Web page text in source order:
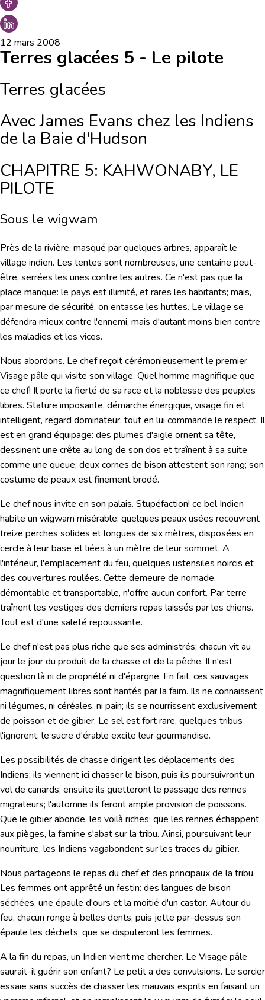
12 mars 2008
Terres glacées 5 - Le pilote
Terres glacées
Avec James Evans chez les Indiens
de la Baie d'Hudson
CHAPITRE 5: KAHWONABY, LE
PILOTE
Sous le wigwam
Près de la rivière, masqué par quelques arbres, apparaît le
village indien. Les tentes sont nombreuses, une centaine peut-
être, serrées les unes contre les autres. Ce n'est pas que la
place manque: le pays est illimité, et rares les habitants; mais,
par mesure de sécurité, on entasse les huttes. Le village se
défendra mieux contre l'ennemi, mais d'autant moins bien contre
les maladies et les vices.
Nous abordons. Le chef reçoit cérémonieusement le premier
Visage pâle qui visite son village. Quel homme magnifique que
ce chef! Il porte la fierté de sa race et la noblesse des peuples
libres. Stature imposante, démarche énergique, visage fin et
intelligent, regard dominateur, tout en lui commande le respect. Il
est en grand équipage: des plumes d'aigle ornent sa tête,
dessinent une crête au long de son dos et traînent à sa suite
comme une queue; deux cornes de bison attestent son rang; son
costume de peaux est finement brodé.
Le chef nous invite en son palais. Stupéfaction! ce bel Indien
habite un wigwam misérable: quelques peaux usées recouvrent
treize perches solides et longues de six mètres, disposées en
cercle à leur base et liées à un mètre de leur sommet. A
l'intérieur, l'emplacement du feu, quelques ustensiles noircis et
des couvertures roulées. Cette demeure de nomade,
démontable et transportable, n'offre aucun confort. Par terre
traînent les vestiges des derniers repas laissés par les chiens.
Tout est d'une saleté repoussante.
Le chef n'est pas plus riche que ses administrés; chacun vit au
jour le jour du produit de la chasse et de la pêche. Il n'est
question là ni de propriété ni d'épargne. En fait, ces sauvages
magnifiquement libres sont hantés par la faim. Ils ne connaissent
ni légumes, ni céréales, ni pain; ils se nourrissent exclusivement
de poisson et de gibier. Le sel est fort rare, quelques tribus
l'ignorent; le sucre d'érable excite leur gourmandise.
Les possibilités de chasse dirigent les déplacements des
Indiens; ils viennent ici chasser le bison, puis ils poursuivront un
vol de canards; ensuite ils guetteront le passage des rennes
migrateurs; l'automne ils feront ample provision de poissons.
Que le gibier abonde, les voilà riches; que les rennes échappent
aux pièges, la famine s'abat sur la tribu. Ainsi, poursuivant leur
nourriture, les Indiens vagabondent sur les traces du gibier.
Nous partageons le repas du chef et des principaux de la tribu.
Les femmes ont apprêté un festin: des langues de bison
séchées, une épaule d'ours et la moitié d'un castor. Autour du
feu, chacun ronge à belles dents, puis jette par-dessus son
épaule les déchets, que se disputeront les femmes.
A la fin du repas, un Indien vient me chercher. Le Visage pâle
saurait-il guérir son enfant? Le petit a des convulsions. Le sorcier
essaie sans succès de chasser les mauvais esprits en faisant un